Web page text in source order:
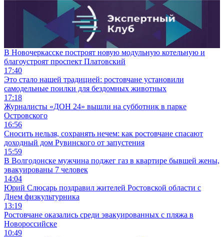
В Новочеркасске построят новую модульную котельную и
благоустроят проспект Платовский
17:40
Это стало нашей традицией: ростовчане установили
самодельные поилки для бездомных животных
17:18
Журналисты «ДОН 24» вышли на субботник в парке
Островского
16:56
Сносить нельзя, сохранять нечем: как ростовчане спасают
доходный дом Рувинского от запустения
15:59
В Волгодонске мужчина поджег газ в квартире бывшей жены,
эвакуированы 7 человек
14:04
Юрий Слюсарь поздравил жителей Ростовской области с
Днем физкультурника
13:19
Ростовчане оказались среди эвакуированных с пляжа в
Новороссийске
10:49